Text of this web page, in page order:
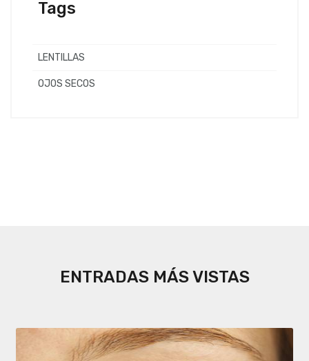
Tags
LENTILLAS
OJOS SECOS
ENTRADAS MÁS VISTAS